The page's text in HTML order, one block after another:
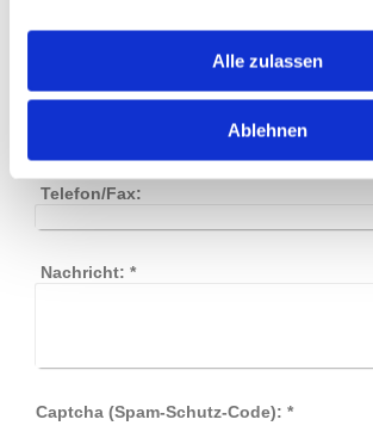
Alle zulassen
Ablehnen
Adresse:
Telefon/Fax:
Nachricht: *
Captcha (Spam-Schutz-Code): *